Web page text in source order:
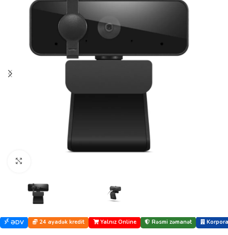
ƏDV 24 ayadək kredit Yalnız Online Rəsmi zəmanət